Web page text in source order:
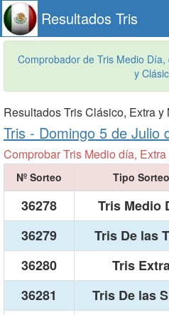
Resultados Tris
Comprobador de Tris Medio
y
Resultados Tris Clásico, Extra
Tris - Domingo 5 de Julio
Comprobar Tris Medio día,
Nº Sorteo Tipo Sorteo
36278 Tris Medio
36279
Tris De las
36280
Tris
36281
Tris De las